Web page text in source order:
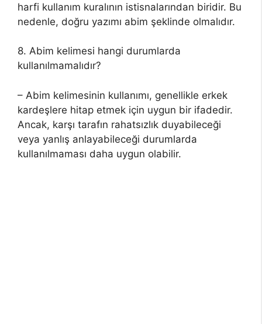
harfi kullanım kuralının istisnalarından biridir. Bu
nedenle, doğru yazımı abim şeklinde olmalıdır.
8. Abim kelimesi hangi durumlarda
kullanılmamalıdır?
– Abim kelimesinin kullanımı, genellikle erkek
kardeşlere hitap etmek için uygun bir ifadedir.
Ancak, karşı tarafın rahatsızlık duyabileceği
veya yanlış anlayabileceği durumlarda
kullanılmaması daha uygun olabilir.